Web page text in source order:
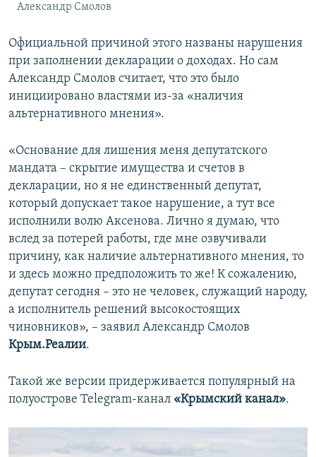
Александр Смолов
Официальной причиной этого названы нарушения
при заполнении декларации о доходах. Но сам
Александр Смолов считает, что это было
инициировано властями из-за «наличия
альтернативного мнения».
«Основание для лишения меня депутатского
мандата – скрытие имущества и счетов в
декларации, но я не единственный депутат,
который допускает такое нарушение, а тут все
исполнили волю Аксенова. Лично я думаю, что
вслед за потерей работы, где мне озвучивали
причину, как наличие альтернативного мнения, то
и здесь можно предположить то же! К сожалению,
депутат сегодня – это не человек, служащий народу,
а исполнитель решений высокостоящих
чиновников», – заявил Александр Смолов
Крым.Реалии.
Такой же версии придерживается популярный на
полуострове Telegram-канал «Крымский канал».